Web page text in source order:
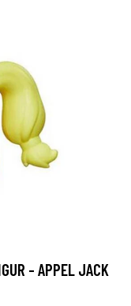
- APPEL JACK